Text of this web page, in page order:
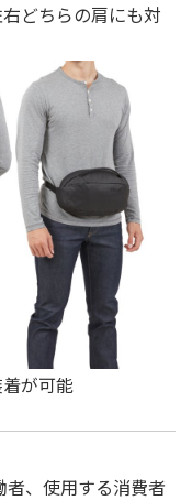
どちらの肩にも対
が可能
、使用する消費者